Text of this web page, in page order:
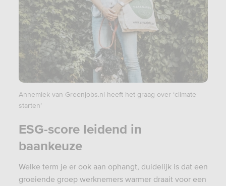
Annemiek van Greenjobs.nl heeft het graag over ‘climate
starten’
ESG-score leidend in
baankeuze
Welke term je er ook aan ophangt, duidelijk is dat een
groeiende groep werknemers warmer draait voor een